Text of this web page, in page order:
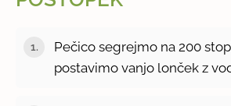
Pečico segrejmo na 200
postavimo vanjo lonček z